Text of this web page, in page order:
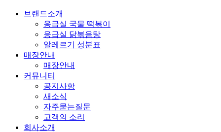
브랜드소개
응급실 국물 떡볶이
응급실 닭볶음탕
알레르기 성분표
매장안내
매장안내
커뮤니티
공지사항
새소식
자주묻는질문
고객의 소리
회사소개